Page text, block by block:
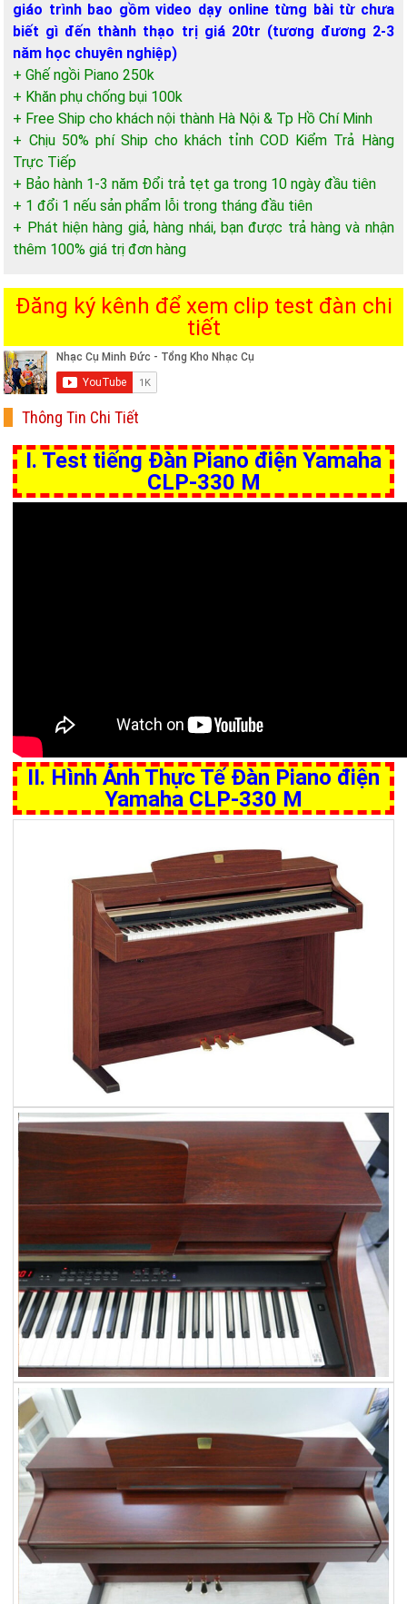
giáo trình bao gồm video dạy online từng bài từ chưa
biết gì đến thành thạo trị giá 20tr (tương đương 2-3
năm học chuyên nghiệp)
+ Ghế ngồi Piano 250k
+ Khăn phụ chống bụi 100k
+ Free Ship cho khách nội thành Hà Nội & Tp Hồ Chí Minh
+ Chịu 50% phí Ship cho khách tỉnh COD Kiểm Trả Hàng
Trực Tiếp
+ Bảo hành 1-3 năm Đổi trả tẹt ga trong 10 ngày đầu tiên
+ 1 đổi 1 nếu sản phẩm lỗi trong tháng đầu tiên
+ Phát hiện hàng giả, hàng nhái, bạn được trả hàng và nhận
thêm 100% giá trị đơn hàng
Đăng ký kênh để xem clip test đàn chi
tiết
Thông Tin Chi Tiết
I. Test tiếng Đàn Piano điện Yamaha
CLP-330 M
II. Hình Ảnh Thực Tế Đàn Piano điện
Yamaha CLP-330 M